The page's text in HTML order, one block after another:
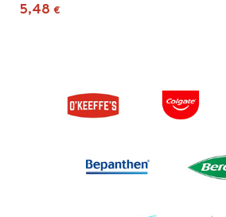
5,48 €